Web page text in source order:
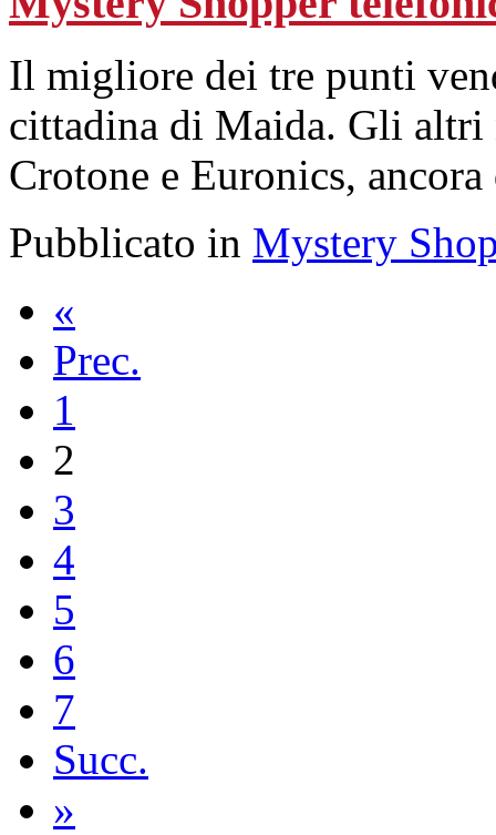
Il migliore dei tre punti
cittadina di Maida. Gli altri
Crotone e Euronics,
Pubblicato in Mystery
«
Prec.
1
2
3
4
5
6
7
Succ.
»